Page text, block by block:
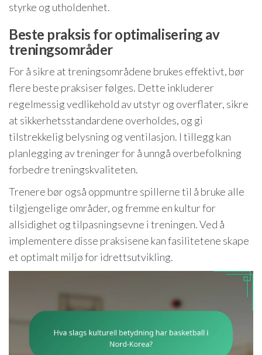
styrke og utholdenhet.
Beste praksis for optimalisering av
treningsområder
For å sikre at treningsområdene brukes effektivt, bør
flere beste praksiser følges. Dette inkluderer
regelmessig vedlikehold av utstyr og overflater, sikre
at sikkerhetsstandardene overholdes, og gi
tilstrekkelig belysning og ventilasjon. I tillegg kan
planlegging av treninger for å unngå overbefolkning
forbedre treningskvaliteten.
Trenere bør også oppmuntre spillerne til å bruke alle
tilgjengelige områder, og fremme en kultur for
allsidighet og tilpasningsevne i treningen. Ved å
implementere disse praksisene kan fasilitetene skape
et optimalt miljø for idrettsutvikling.